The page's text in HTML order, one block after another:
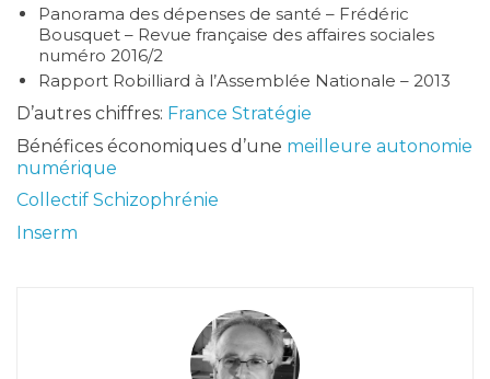
Panorama des dépenses de santé – Frédéric
Bousquet – Revue française des affaires sociales
numéro 2016/2
Rapport Robilliard à l’Assemblée Nationale – 2013
D’autres chiffres: France Stratégie
Bénéfices économiques d’une meilleure autonomie
numérique
Collectif Schizophrénie
Inserm